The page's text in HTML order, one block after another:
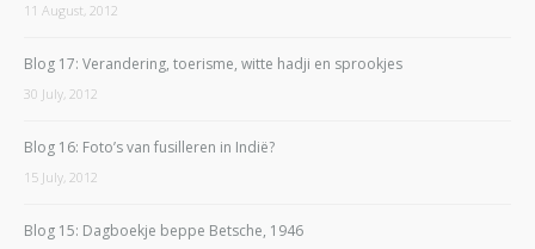
11 August, 2012
Blog 17: Verandering, toerisme, witte hadji en sprookjes
30 July, 2012
Blog 16: Foto’s van fusilleren in Indië?
15 July, 2012
Blog 15: Dagboekje beppe Betsche, 1946